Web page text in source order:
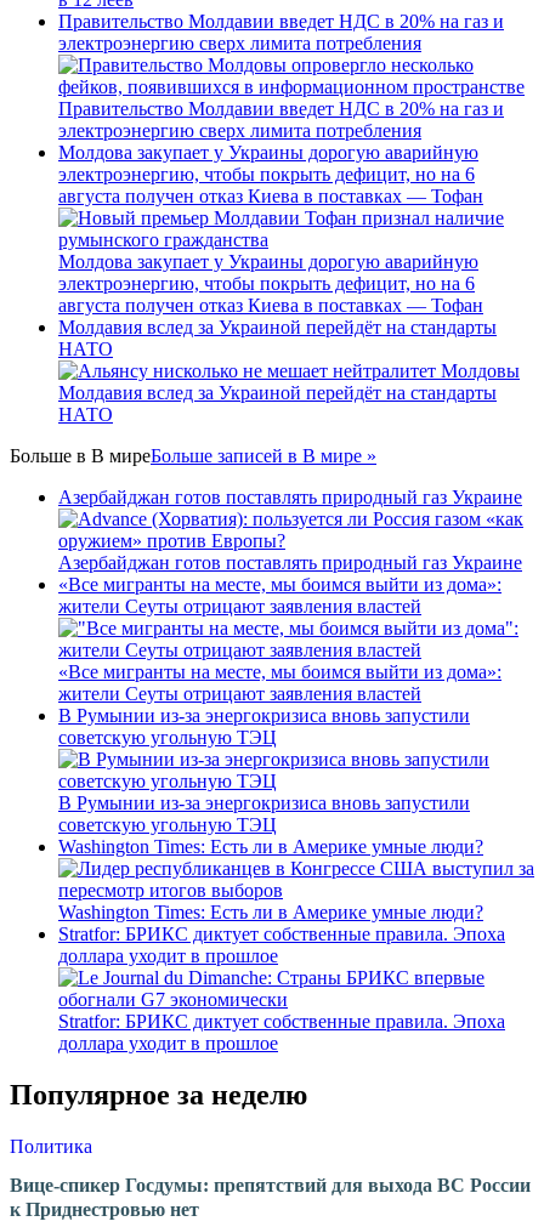
Правительство Молдавии введет НДС в 20% на газ и
электроэнергию сверх лимита потребления
Правительство Молдавии введет НДС в 20% на газ и
электроэнергию сверх лимита потребления
Молдова закупает у Украины дорогую аварийную
электроэнергию, чтобы покрыть дефицит, но на 6
августа получен отказ Киева в поставках — Тофан
Молдова закупает у Украины дорогую аварийную
электроэнергию, чтобы покрыть дефицит, но на 6
августа получен отказ Киева в поставках — Тофан
Молдавия вслед за Украиной перейдёт на стандарты
НАТО
Молдавия вслед за Украиной перейдёт на стандарты
НАТО
Больше в В миреБольше записей в В мире »
Азербайджан готов поставлять природный газ Украине
Азербайджан готов поставлять природный газ Украине
«Все мигранты на месте, мы боимся выйти из дома»:
жители Сеуты отрицают заявления властей
«Все мигранты на месте, мы боимся выйти из дома»:
жители Сеуты отрицают заявления властей
В Румынии из-за энергокризиса вновь запустили
советскую угольную ТЭЦ
В Румынии из-за энергокризиса вновь запустили
советскую угольную ТЭЦ
Washington Times: Есть ли в Америке умные люди?
Washington Times: Есть ли в Америке умные люди?
Stratfor: БРИКС диктует собственные правила. Эпоха
доллара уходит в прошлое
Stratfor: БРИКС диктует собственные правила. Эпоха
доллара уходит в прошлое
Популярное за неделю
Политика
Вице-спикер Госдумы: препятствий для выхода ВС России
к Приднестровью нет